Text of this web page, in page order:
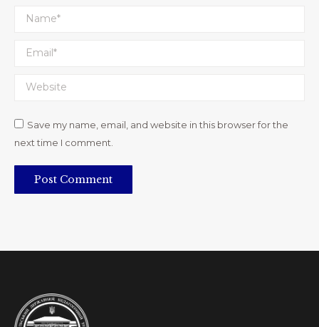
Name *
Email *
Website
Save my name, email, and website in this browser for the
next time I comment.
Post Comment